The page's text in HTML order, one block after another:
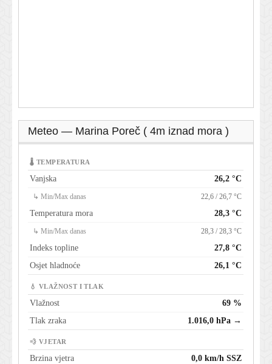
Meteo — Marina Poreč ( 4m iznad mora )
🌡 TEMPERATURA
Vanjska 26,2 °C
↳ Min/Max danas 22,6 / 26,7 °C
Temperatura mora 28,3 °C
↳ Min/Max danas 28,3 / 28,3 °C
Indeks topline
27,8 °C
Osjet hladnoće
26,1 °C
💧 VLAŽNOST I TLAK
Vlažnost
69 %
Tlak zraka
1.016,0 hPa →
💨 VJETAR
Brzina vjetra 0,0 km/h SSZ